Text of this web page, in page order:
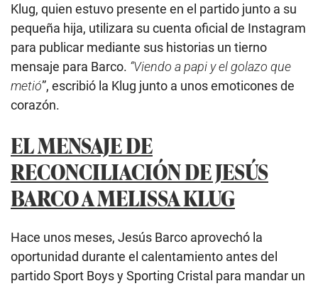
Klug, quien estuvo presente en el partido junto a su
pequeña hija, utilizara su cuenta oficial de Instagram
para publicar mediante sus historias un tierno
mensaje para Barco. “Viendo a papi y el golazo que
metió”, escribió la Klug junto a unos emoticones de
corazón.
EL MENSAJE DE
RECONCILIACIÓN DE JESÚS
BARCO A MELISSA KLUG
Hace unos meses, Jesús Barco aprovechó la
oportunidad durante el calentamiento antes del
partido Sport Boys y Sporting Cristal para mandar un